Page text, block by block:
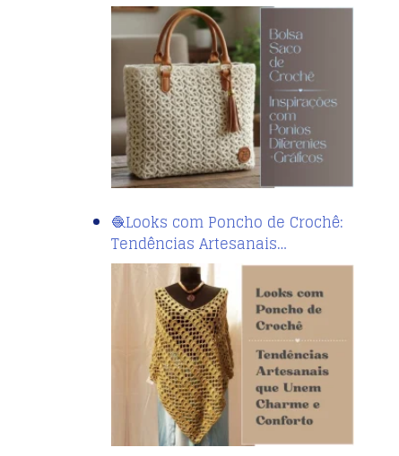
🧶Looks com Poncho de Crochê:
Tendências Artesanais…